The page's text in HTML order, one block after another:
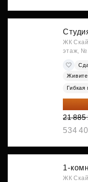
ЖК Скай
этаж,
Живите
Гибкая
18
21 885
534
1-
ЖК Скай